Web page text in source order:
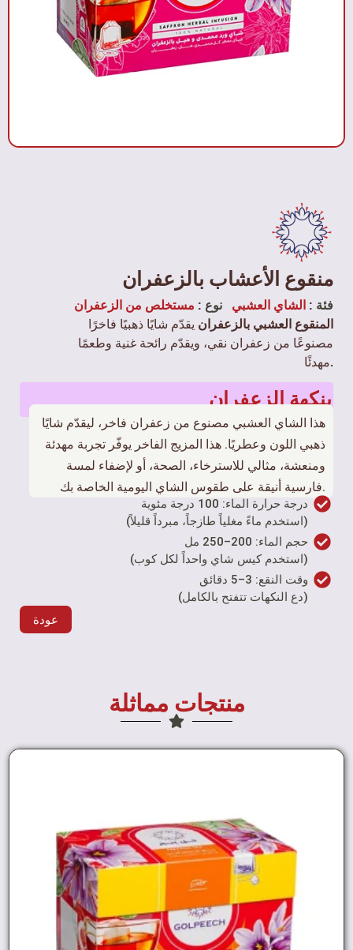
منقوع الأعشاب بالزعفران
فئة : الشاي العشبي نوع : مستخلص من الزعفران
المنقوع العشبي بالزعفران يقدّم شايًا ذهبيًا فاخرًا
مصنوعًا من زعفران نقي، ويقدّم رائحة غنية وطعمًا
مهدئًا.
بنكهة الزعفران
هذا الشاي العشبي مصنوع من زعفران فاخر، ليقدّم شايًا
ذهبي اللون وعطريًا. هذا المزيج الفاخر يوفّر تجربة مهدئة
ومنعشة، مثالي للاسترخاء، الصحة، أو لإضفاء لمسة
فارسية أنيقة على طقوس الشاي اليومية الخاصة بك.
درجة حرارة الماء: 100 درجة مئوية
(استخدم ماءً مغلياً طازجاً، مبرداً قليلاً)
حجم الماء: 200–250 مل
(استخدم كيس شاي واحداً لكل كوب)
وقت النقع: 3–5 دقائق
(دع النكهات تتفتح بالكامل)
عودة
منتجات مماثلة